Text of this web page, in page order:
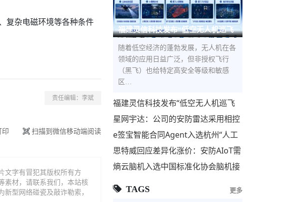
复杂电磁环境等各种条件
责任编辑：李斌
印 扫描到微信移动端阅读
文字有冒犯其版权所有方
素材，请联系我们，本站核
型网络碰瓷及敲诈勒索，
福建灵信科技发布“低空无人机巡飞
防控解决方案”，构建低空立体
随着低空经济的蓬勃发展，无人机在各
领域的应用日益广泛，但非授权飞行
（黑飞）也给特定高安全等级和敏感
区…
福建灵信科技发布“低空无人机巡飞
防控解决方案”，构建低空立体安全
屏障
星网宇达：公司的安防雷达采用相控
阵技术，主要用于安防监控和反无人
机领域
e签宝智能合同Agent入选杭州“人工
智能+”标杆项目，与宇树科技、海康
威视等共筑AI第
思特威回应差异化涨价：安防AIoT需
求回暖 联动国产代工厂优化供应链
熵云脑机入选中国标准化协会脑机接
TAGS 更多